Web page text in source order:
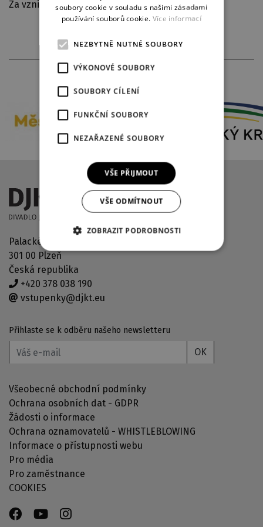
Za vzniklé komplikace se omlouváme.
Palackého náměstí 2971/30
301 00 Plzeň
Česká republika
+420 378 038 190
vstupenky@djkt.eu
Přihlaste se k odběru našeho newsletteru
OK
Všeobecné obchodní podmínky
Ochrana osobních dat - GDPR
Žádosti o informace
Ochrana oznamovatelů - WHISTLEBLOWING
Informace o přístupnosti webu
Pro média
Pro zaměstnance
COOKIES
soubory cookie v souladu s našimi zásadami
používání souborů cookie. Více informací
NEZBYTNĚ NUTNÉ SOUBORY
VÝKONOVÉ SOUBORY
SOUBORY CÍLENÍ
FUNKČNÍ SOUBORY
NEZAŘAZENÉ SOUBORY
VŠE PŘIJMOUT
VŠE ODMÍTNOUT
ZOBRAZIT PODROBNOSTI